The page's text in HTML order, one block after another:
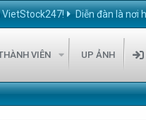
Diễn đàn là nơi hội tụ
VIÊN UP ẢNH